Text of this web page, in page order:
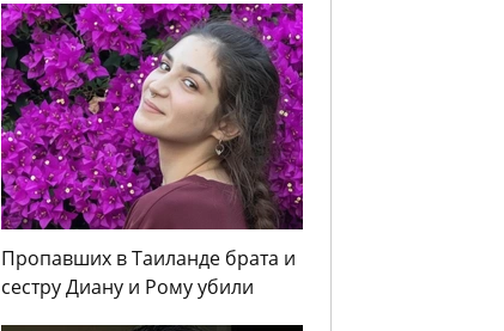
Пропавших в Таиланде брата и
сестру Диану и Рому убили